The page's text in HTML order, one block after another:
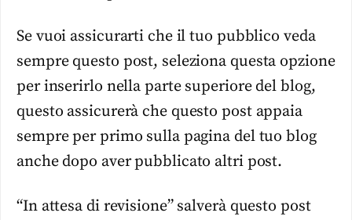
Se vuoi assicurarti che il tuo pubblico veda
sempre questo post, seleziona questa opzione
per inserirlo nella parte superiore del blog,
questo assicurerà che questo post appaia
sempre per primo sulla pagina del tuo blog
anche dopo aver pubblicato altri post.
“In attesa di revisione” salverà questo post